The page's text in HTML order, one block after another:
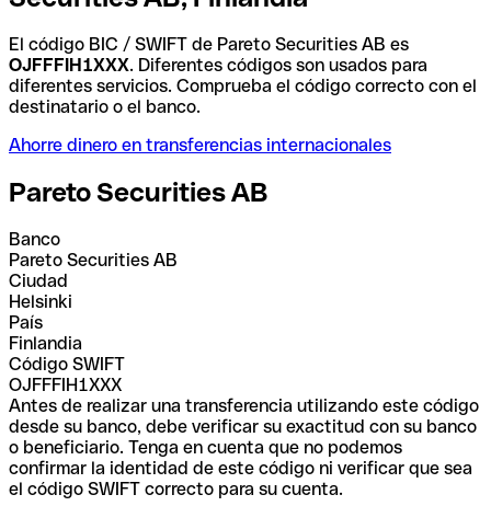
El código BIC / SWIFT de Pareto Securities AB es
OJFFFIH1XXX. Diferentes códigos son usados para
diferentes servicios. Comprueba el código correcto con el
destinatario o el banco.
Ahorre dinero en transferencias internacionales
Pareto Securities AB
Banco
Pareto Securities AB
Ciudad
Helsinki
País
Finlandia
Código SWIFT
OJFFFIH1XXX
Antes de realizar una transferencia utilizando este código
desde su banco, debe verificar su exactitud con su banco
o beneficiario. Tenga en cuenta que no podemos
confirmar la identidad de este código ni verificar que sea
el código SWIFT correcto para su cuenta.